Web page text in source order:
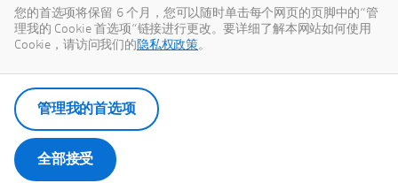
Search by keyword
没有结果
您的首选项将保留 6 个月，您可以随时单击每个网页的页脚中的“管
理我的 Cookie 首选项”链接进行更改。要详细了解本网站如何使用
Cookie，请访问我们的 隐私权政策。
全部接受
管理我的首选项